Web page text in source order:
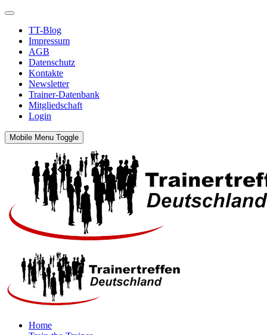
TT-Blog
Impressum
AGB
Datenschutz
Kontakte
Newsletter
Trainer-Datenbank
Mitgliedschaft
Login
Mobile Menu Toggle
Home